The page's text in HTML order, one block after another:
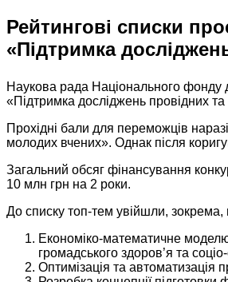
Рейтингові списки
«Підтримка
Наукова рада Національного фонду
«Підтримка досліджень провідних
Прохідні бали для переможців
молодих вчених». Однак після
Загальний обсяг фінансування
10 млн грн на 2 роки.
До списку топ-тем увійшли,
Економіко-математичне
громадського здоров’я та
Оптимізація та автоматизація